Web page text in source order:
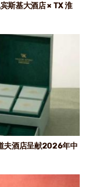
斯基大酒店 × TX 淮
夫酒店呈献2026年中